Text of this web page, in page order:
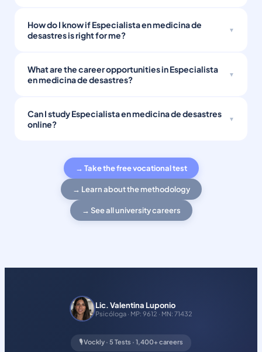
How do I know if Especialista en medicina de
desastres is right for me?
What are the career opportunities in Especialista
en medicina de desastres?
Can I study Especialista en medicina de desastres
online?
→ Take the free vocational test
→ Learn about the methodology
→ See all university careers
Lic. Valentina Luponio
Psicóloga · MP: 9612 · MN: 71432
🎙️ Vockly · 5 Tests · 1,400+ careers